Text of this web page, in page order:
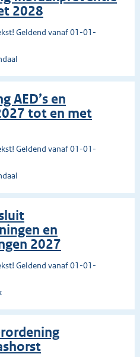
2028
Geldend vanaf 01-01-
AED’s en
tot en met
Geldend vanaf 01-01-
en
2027
Geldend vanaf 01-01-